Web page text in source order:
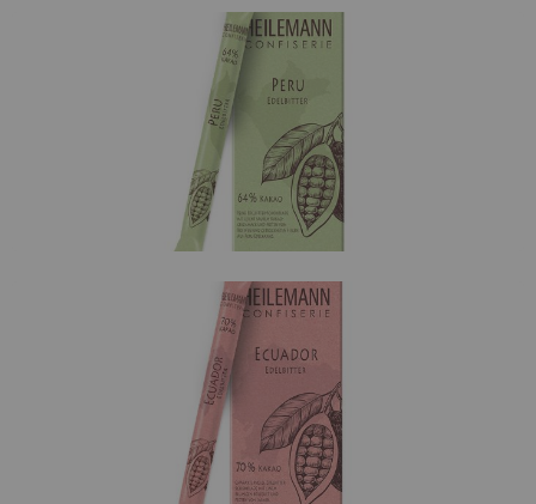
Peru Edelbitter 64 %
Feine Edelbitterschokolade aus Trinitario- und Criollo-
leicht saurem Kakaogeschmack
Rosinen
und
getrockneten Feigen
Ecuador Edelbitter 70 %
Edelbitterschokolade aus Ecuador Nacional-Kakao mit
Blumen-Bouquet
und Noten von
ergänzt durch einen
Unterton von Kaffee